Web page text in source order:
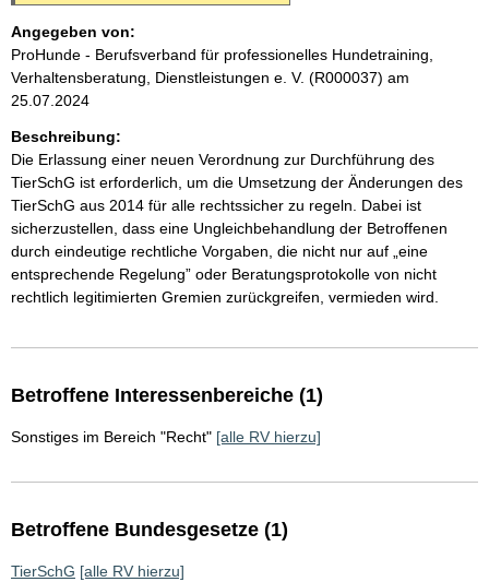
Angegeben von:
ProHunde - Berufsverband für professionelles Hundetraining,
Verhaltensberatung, Dienstleistungen e. V. (R000037) am
25.07.2024
Beschreibung:
Die Erlassung einer neuen Verordnung zur Durchführung des
TierSchG ist erforderlich, um die Umsetzung der Änderungen des
TierSchG aus 2014 für alle rechtssicher zu regeln. Dabei ist
sicherzustellen, dass eine Ungleichbehandlung der Betroffenen
durch eindeutige rechtliche Vorgaben, die nicht nur auf „eine
entsprechende Regelung” oder Beratungsprotokolle von nicht
rechtlich legitimierten Gremien zurückgreifen, vermieden wird.
Betroffene Interessenbereiche (1)
Sonstiges im Bereich "Recht" [alle RV hierzu]
Betroffene Bundesgesetze (1)
TierSchG [alle RV hierzu]